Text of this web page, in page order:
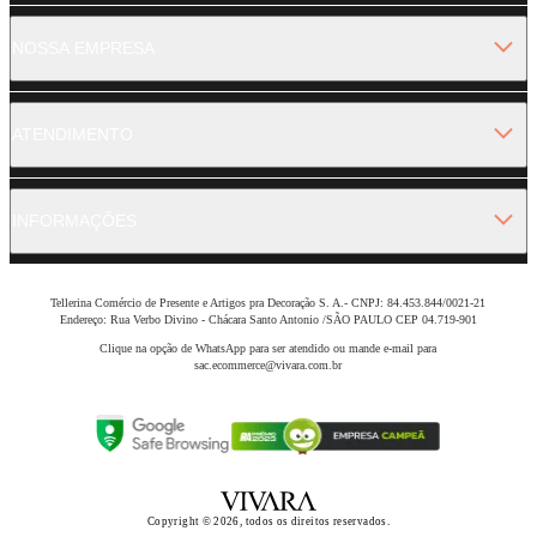
Tellerina Comércio de Presente e Artigos pra Decoração S. A.- CNPJ: 84.453.844/0021-21
Endereço: Rua Verbo Divino - Chácara Santo Antonio /SÃO PAULO CEP 04.719-901
Clique na opção de WhatsApp para ser atendido ou mande e-mail para
sac.ecommerce@vivara.com.br
Copyright © 2026, todos os direitos reservados.